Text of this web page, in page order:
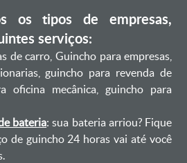
os tipos de empresas,
serviços:
de carro, Guincho para empresas,
guincho para revenda de
oficina mecânica, guincho para
bateria: sua bateria arriou? Fique
de guincho 24 horas vai até você